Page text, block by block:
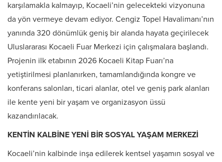
karşılamakla kalmayıp, Kocaeli’nin gelecekteki vizyonuna
da yön vermeye devam ediyor. Cengiz Topel Havalimanı’nın
yanında 320 dönümlük geniş bir alanda hayata geçirilecek
Uluslararası Kocaeli Fuar Merkezi için çalışmalara başlandı.
Projenin ilk etabının 2026 Kocaeli Kitap Fuarı’na
yetiştirilmesi planlanırken, tamamlandığında kongre ve
konferans salonları, ticari alanlar, otel ve geniş park alanları
ile kente yeni bir yaşam ve organizasyon üssü
kazandırılacak.
KENTİN KALBİNE YENİ BİR SOSYAL YAŞAM MERKEZİ
Kocaeli’nin kalbinde inşa edilerek kentsel yaşamın sosyal ve